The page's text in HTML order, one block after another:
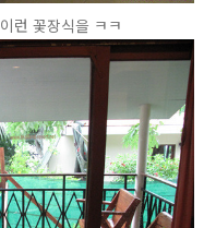
런 꽃장식을 ㅋㅋ